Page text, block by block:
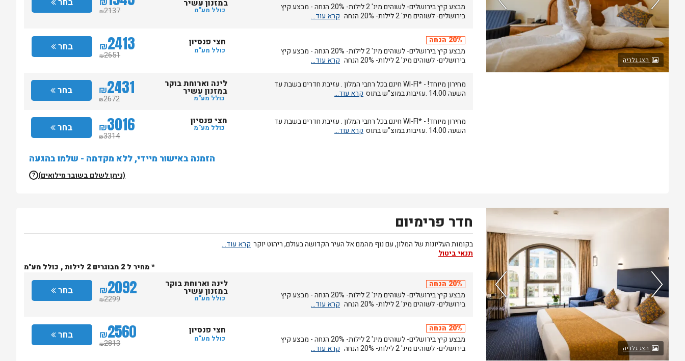
הצג גלריה
מבצע קיץ בירושלים- לשוהים מינ' 2 לילות- 20% הנחה - מבצע קיץ
בירושלים- לשוהים מינ' 2 לילות- 20% הנחה
₪2137
במזנון עשיר
כולל מע"מ
20% הנחה
מבצע קיץ בירושלים- לשוהים מינ' 2 לילות- 20% הנחה - מבצע קיץ
בירושלים- לשוהים מינ' 2 לילות- 20% הנחה
בחר ₪2413
₪2651
חצי פנסיון
כולל מע"מ
מחירון מיוחד! - *WI-FI חינם בכל רחבי המלון . עזיבת חדרים בשבת עד
השעה 14.00 .עזיבות במוצ"ש בתוס
בחר ₪2431
₪2672
לינה וארוחת בוקר
במזנון עשיר
כולל מע"מ
מחירון מיוחד! - *WI-FI חינם בכל רחבי המלון . עזיבת חדרים בשבת עד
השעה 14.00 .עזיבות במוצ"ש בתוס
בחר ₪3016
₪3314
חצי פנסיון
כולל מע"מ
הזמנה באישור מיידי, ללא מקדמה - שלמו בהגעה
(ניתן לשלם בשובר מילואים) ?
הצג גלריה
חדר פרימיום
בקומות העליונות של המלון, עם נוף מהמם אל העיר הקדושה בעולם, ריהוט יוקר
תנאי ביטול
* מחיר ל 2 מבוגרים 2 לילות , כולל מע"מ
20% הנחה
מבצע קיץ בירושלים- לשוהים מינ' 2 לילות- 20% הנחה - מבצע קיץ
בירושלים- לשוהים מינ' 2 לילות- 20% הנחה
בחר ₪2092
₪2299
לינה וארוחת בוקר
במזנון עשיר
כולל מע"מ
20% הנחה
מבצע קיץ בירושלים- לשוהים מינ' 2 לילות- 20% הנחה - מבצע קיץ
בירושלים- לשוהים מינ' 2 לילות- 20% הנחה
בחר ₪2560
₪2813
חצי פנסיון
כולל מע"מ